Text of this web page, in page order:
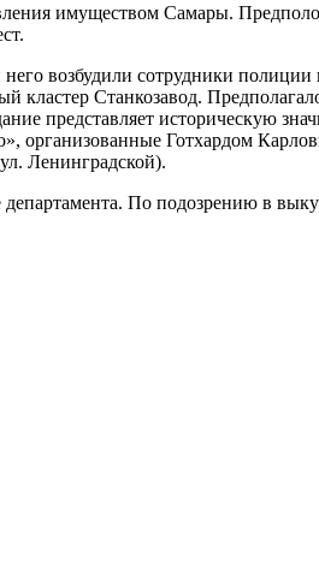
имуществом Самары.
возбудили сотрудники полиции
Станкозавод.
представляет историческую
организованные Готхардом
Ленинградской).
департамента. По подозрению в